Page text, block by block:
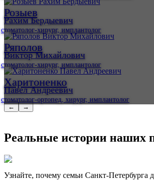
Розыев
Рахим Бердыевич
стоматолог-хирург, имплантолог
Ряполов
Виктор Михайлович
стоматолог-хирург, имплантолог
Харитоненко
Павел Андреевич
стоматолог-ортопед, хирург, имплантолог
←
→
Реальные истории наших
Узнайте, почему семьи Санкт-